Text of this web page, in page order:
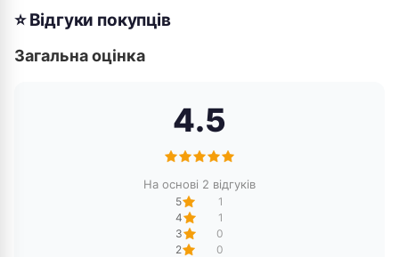
⭐ Відгуки покупців
Загальна оцінка
4.5
На основі 2 відгуків
5
1
4
1
3
0
2
0